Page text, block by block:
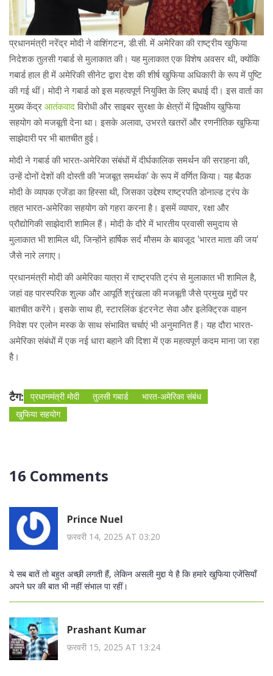
प्रधानमंत्री नरेंद्र मोदी ने वाशिंगटन, डी.सी. में अमेरिका की राष्ट्रीय खुफिया
निदेशक तुलसी गबार्ड से मुलाकात की। यह मुलाकात एक विशेष अवसर थी, क्योंकि
गबार्ड हाल ही में अमेरिकी सीनेट द्वारा देश की शीर्ष खुफिया अधिकारी के रूप में पुष्टि
की गई थीं। मोदी ने गबार्ड को इस महत्वपूर्ण नियुक्ति के लिए बधाई दी। इस वार्ता का
मुख्य केंद्रआतंकवादविरोधी और साइबर सुरक्षा के क्षेत्रों में द्विपक्षीय खुफिया
सहयोग को मजबूती देना था। इसके अलावा, उभरते खतरों और रणनीतिक खुफिया
साझेदारी पर भी बातचीत हुई।
मोदी ने गबार्ड की भारत-अमेरिका संबंधों में दीर्घकालिक समर्थन की सराहना की,
उन्हें दोनों देशों की दोस्ती की 'मजबूत समर्थक' के रूप में वर्णित किया। यह बैठक
मोदी के व्यापक एजेंडा का हिस्सा थी, जिसका उद्देश्य राष्ट्रपति डोनाल्ड ट्रंप के
तहत भारत-अमेरिका सहयोग को गहरा करना है। इसमें व्यापार, रक्षा और
प्रौद्योगिकी साझेदारी शामिल हैं। मोदी के दौरे में भारतीय प्रवासी समुदाय से
मुलाकात भी शामिल थी, जिन्होंने हार्षिक सर्द मौसम के बावजूद 'भारत माता की जय'
जैसे नारे लगाए।
प्रधानमंत्री मोदी की अमेरिका यात्रा में राष्ट्रपति ट्रंप से मुलाकात भी शामिल है,
जहां वह पारस्परिक शुल्क और आपूर्ति श्रृंखला की मजबूती जैसे प्रमुख मुद्दों पर
बातचीत करेंगे। इसके साथ ही, स्टारलिंक इंटरनेट सेवा और इलेक्ट्रिक वाहन
निवेश पर एलोन मस्क के साथ संभावित चर्चाएं भी अनुमानित हैं। यह दौरा भारत-
अमेरिका संबंधों में एक नई धारा बहाने की दिशा में एक महत्वपूर्ण कदम माना जा रहा
है।
टैग: प्रधानमंत्री मोदी तुलसी गबार्ड
भारत-अमेरिका संबंध
खुफिया सहयोग
16 Comments
Prince Nuel
फ़रवरी 14, 2025 AT 03:20
ये सब बातें तो बहुत अच्छी लगती हैं, लेकिन असली मुद्दा ये है कि हमारे खुफिया एजेंसियाँ
अपने घर की बात भी नहीं संभाल पा रहीं।
Prashant Kumar
फ़रवरी 15, 2025 AT 13:24